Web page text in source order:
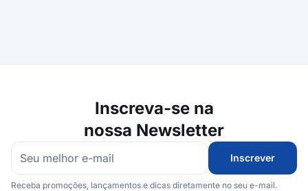
Inscreva-se na
nossa Newsletter
Inscrever
Receba promoções, lançamentos e dicas diretamente no seu e-mail.